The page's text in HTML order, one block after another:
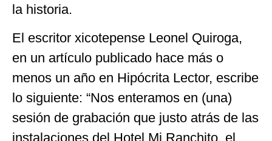
la historia.
El escritor xicotepense Leonel Quiroga,
en un artículo publicado hace más o
menos un año en Hipócrita Lector, escribe
lo siguiente: “Nos enteramos en (una)
sesión de grabación que justo atrás de las
instalaciones del Hotel Mi Ranchito, el